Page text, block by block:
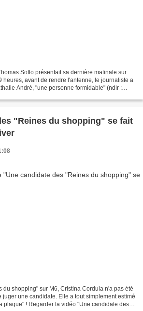
Sotto présentait sa dernière matinale sur
heures, avant de rendre l'antenne, le journaliste a
André, "une personne formidable" (ndlr :
"Reines du shopping" se fait
du shopping" sur M6, Cristina Cordula n'a pas été
juger une candidate. Elle a tout simplement estimé
plaque" ! Regarder la vidéo "Une candidate des